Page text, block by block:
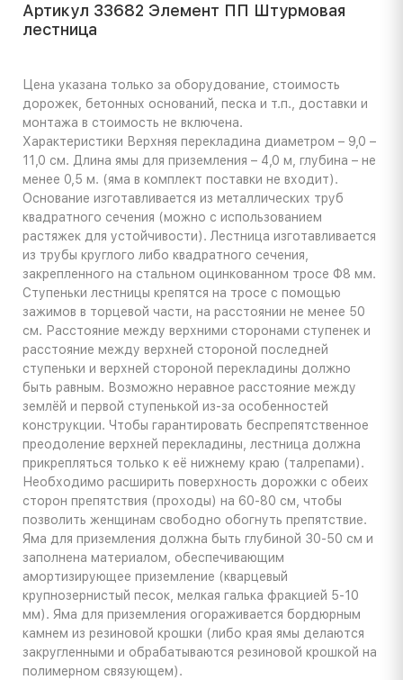
Артикул 33682 Элемент ПП Штурмовая
лестница
Цена указана только за оборудование, стоимость
дорожек, бетонных оснований, песка и т.п., доставки и
монтажа в стоимость не включена.
Характеристики Верхняя перекладина диаметром – 9,0 –
11,0 cм. Длина ямы для приземления – 4,0 м, глубина – не
менее 0,5 м. (яма в комплект поставки не входит).
Основание изготавливается из металлических труб
квадратного сечения (можно с использованием
растяжек для устойчивости). Лестница изготавливается
из трубы круглого либо квадратного сечения,
закрепленного на стальном оцинкованном тросе Ф8 мм.
Ступеньки лестницы крепятся на тросе с помощью
зажимов в торцевой части, на расстоянии не менее 50
см. Расстояние между верхними сторонами ступенек и
расстояние между верхней стороной последней
ступеньки и верхней стороной перекладины должно
быть равным. Возможно неравное расстояние между
землёй и первой ступенькой из-за особенностей
конструкции. Чтобы гарантировать беспрепятственное
преодоление верхней перекладины, лестница должна
прикрепляться только к её нижнему краю (талрепами).
Необходимо расширить поверхность дорожки с обеих
сторон препятствия (проходы) на 60-80 см, чтобы
позволить женщинам свободно обогнуть препятствие.
Яма для приземления должна быть глубиной 30-50 см и
заполнена материалом, обеспечивающим
амортизирующее приземление (кварцевый
крупнозернистый песок, мелкая галька фракцией 5-10
мм). Яма для приземления огораживается бордюрным
камнем из резиновой крошки (либо края ямы делаются
закругленными и обрабатываются резиновой крошкой на
полимерном связующем).